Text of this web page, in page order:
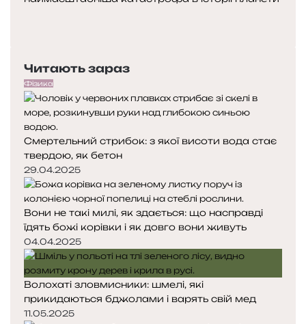
к
с
а
л
и
с
е
б
е
в
і
с
т
о
р
і
ю
Н
р
е
д
н
я
с
т
о
р
і
н
к
а
т
у
п
н
а
с
т
о
р
і
н
к
а
Читають зараз
Фізика
Смертельний стрибок: з якої висоти вода стає
твердою, як бетон
29.04.2025
Вони не такі милі, як здається: що насправді
їдять божі корівки і як довго вони живуть
04.04.2025
Волохаті зловмисники: шмелі, які
прикидаються бджолами і варять свій мед
11.05.2025